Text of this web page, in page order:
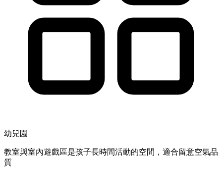
幼兒園
教室與室內遊戲區是孩子長時間活動的空間，適合留意空氣品
質